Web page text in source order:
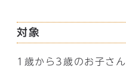
対象
1歳から3歳のお子さ